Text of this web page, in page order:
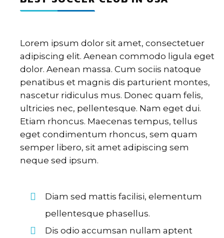
Lorem ipsum dolor sit amet, consectetuer
adipiscing elit. Aenean commodo ligula eget
dolor. Aenean massa. Cum sociis natoque
penatibus et magnis dis parturient montes,
nascetur ridiculus mus. Donec quam felis,
ultricies nec, pellentesque. Nam eget dui.
Etiam rhoncus. Maecenas tempus, tellus
eget condimentum rhoncus, sem quam
semper libero, sit amet adipiscing sem
neque sed ipsum.
Diam sed mattis facilisi, elementum
pellentesque phasellus.
Dis odio accumsan nullam aptent